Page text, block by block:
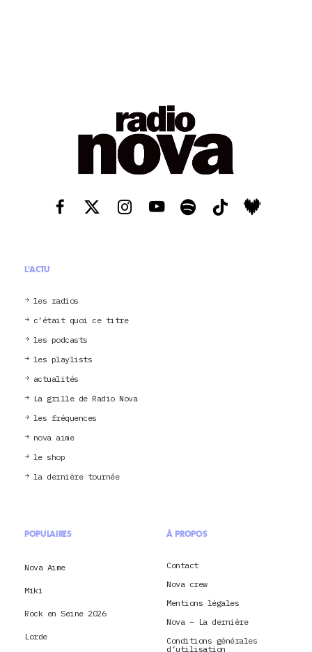
L'ACTU
les radios
c’était quoi ce titre
les podcasts
les playlists
actualités
La grille de Radio Nova
les fréquences
nova aime
le shop
la dernière tournée
POPULAIRES
Nova Aime
Miki
Rock en Seine 2026
Lorde
À PROPOS
Contact
Nova crew
Mentions légales
Nova – La dernière
Conditions générales
d’utilisation